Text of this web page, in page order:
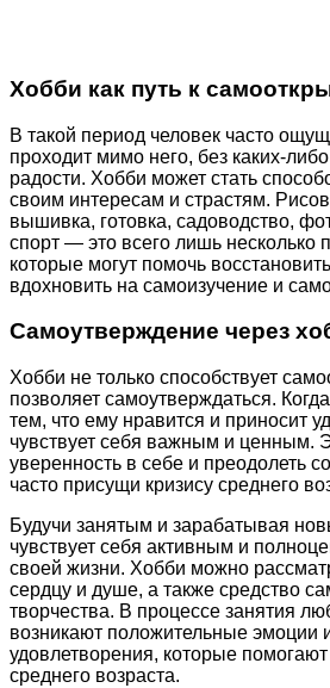
Хобби как путь к
В такой период человек часто
проходит мимо него, без каких-
радости. Хобби может стать
своим интересам и страстям.
вышивка, готовка, садоводство,
спорт — это всего лишь несколько
которые могут помочь
вдохновить на самоизучение и
Самоутверждение через
Хобби не только способствует
позволяет самоутверждаться.
тем, что ему нравится и приносит
чувствует себя важным и ценным.
уверенность в себе и преодолеть
часто присущи кризису среднего
Будучи занятым и зарабатывая
чувствует себя активным и
своей жизни. Хобби можно
сердцу и душе, а также средство
творчества. В процессе занятия
возникают положительные эмоции
удовлетворения, которые
среднего возраста.